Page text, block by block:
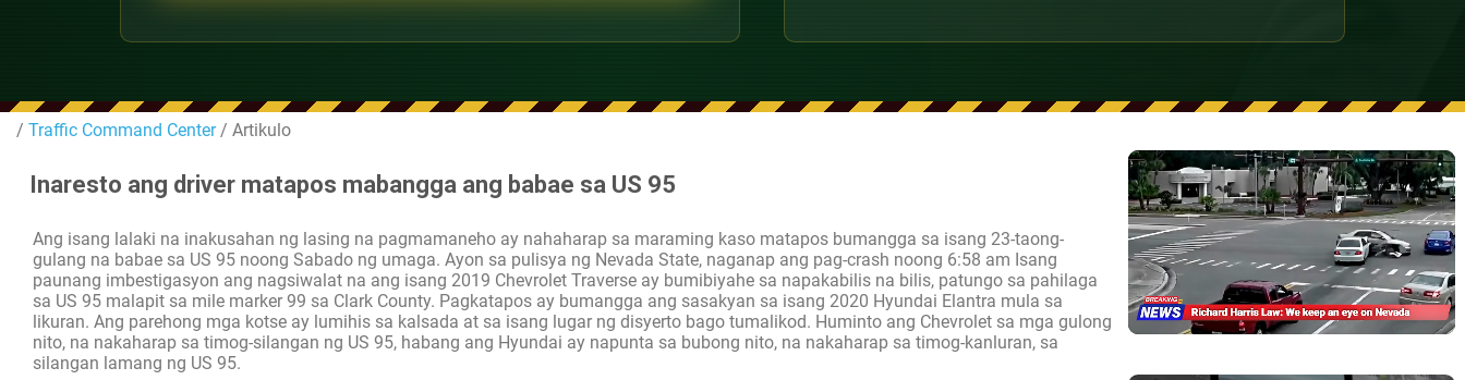
/ Traffic Command Center/ Artikulo
Inaresto ang driver matapos mabangga ang babae sa US 95
Ang isang lalaki na inakusahan ng lasing na pagmamaneho ay nahaharap sa maraming kaso matapos bumangga sa isang 23-taong-
gulang na babae sa US 95 noong Sabado ng umaga. Ayon sa pulisya ng Nevada State, naganap ang pag-crash noong 6:58 am Isang
paunang imbestigasyon ang nagsiwalat na ang isang 2019 Chevrolet Traverse ay bumibiyahe sa napakabilis na bilis, patungo sa pahilaga
sa US 95 malapit sa mile marker 99 sa Clark County. Pagkatapos ay bumangga ang sasakyan sa isang 2020 Hyundai Elantra mula sa
likuran. Ang parehong mga kotse ay lumihis sa kalsada at sa isang lugar ng disyerto bago tumalikod. Huminto ang Chevrolet sa mga gulong
nito, na nakaharap sa timog-silangan ng US 95, habang ang Hyundai ay napunta sa bubong nito, na nakaharap sa timog-kanluran, sa
silangan lamang ng US 95.